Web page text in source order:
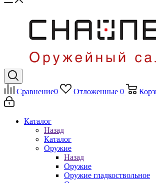
Сравнение0 Отложенные 0
Каталог
Назад
Каталог
Оружие
Назад
Оружие
Оружие гладкоствольное